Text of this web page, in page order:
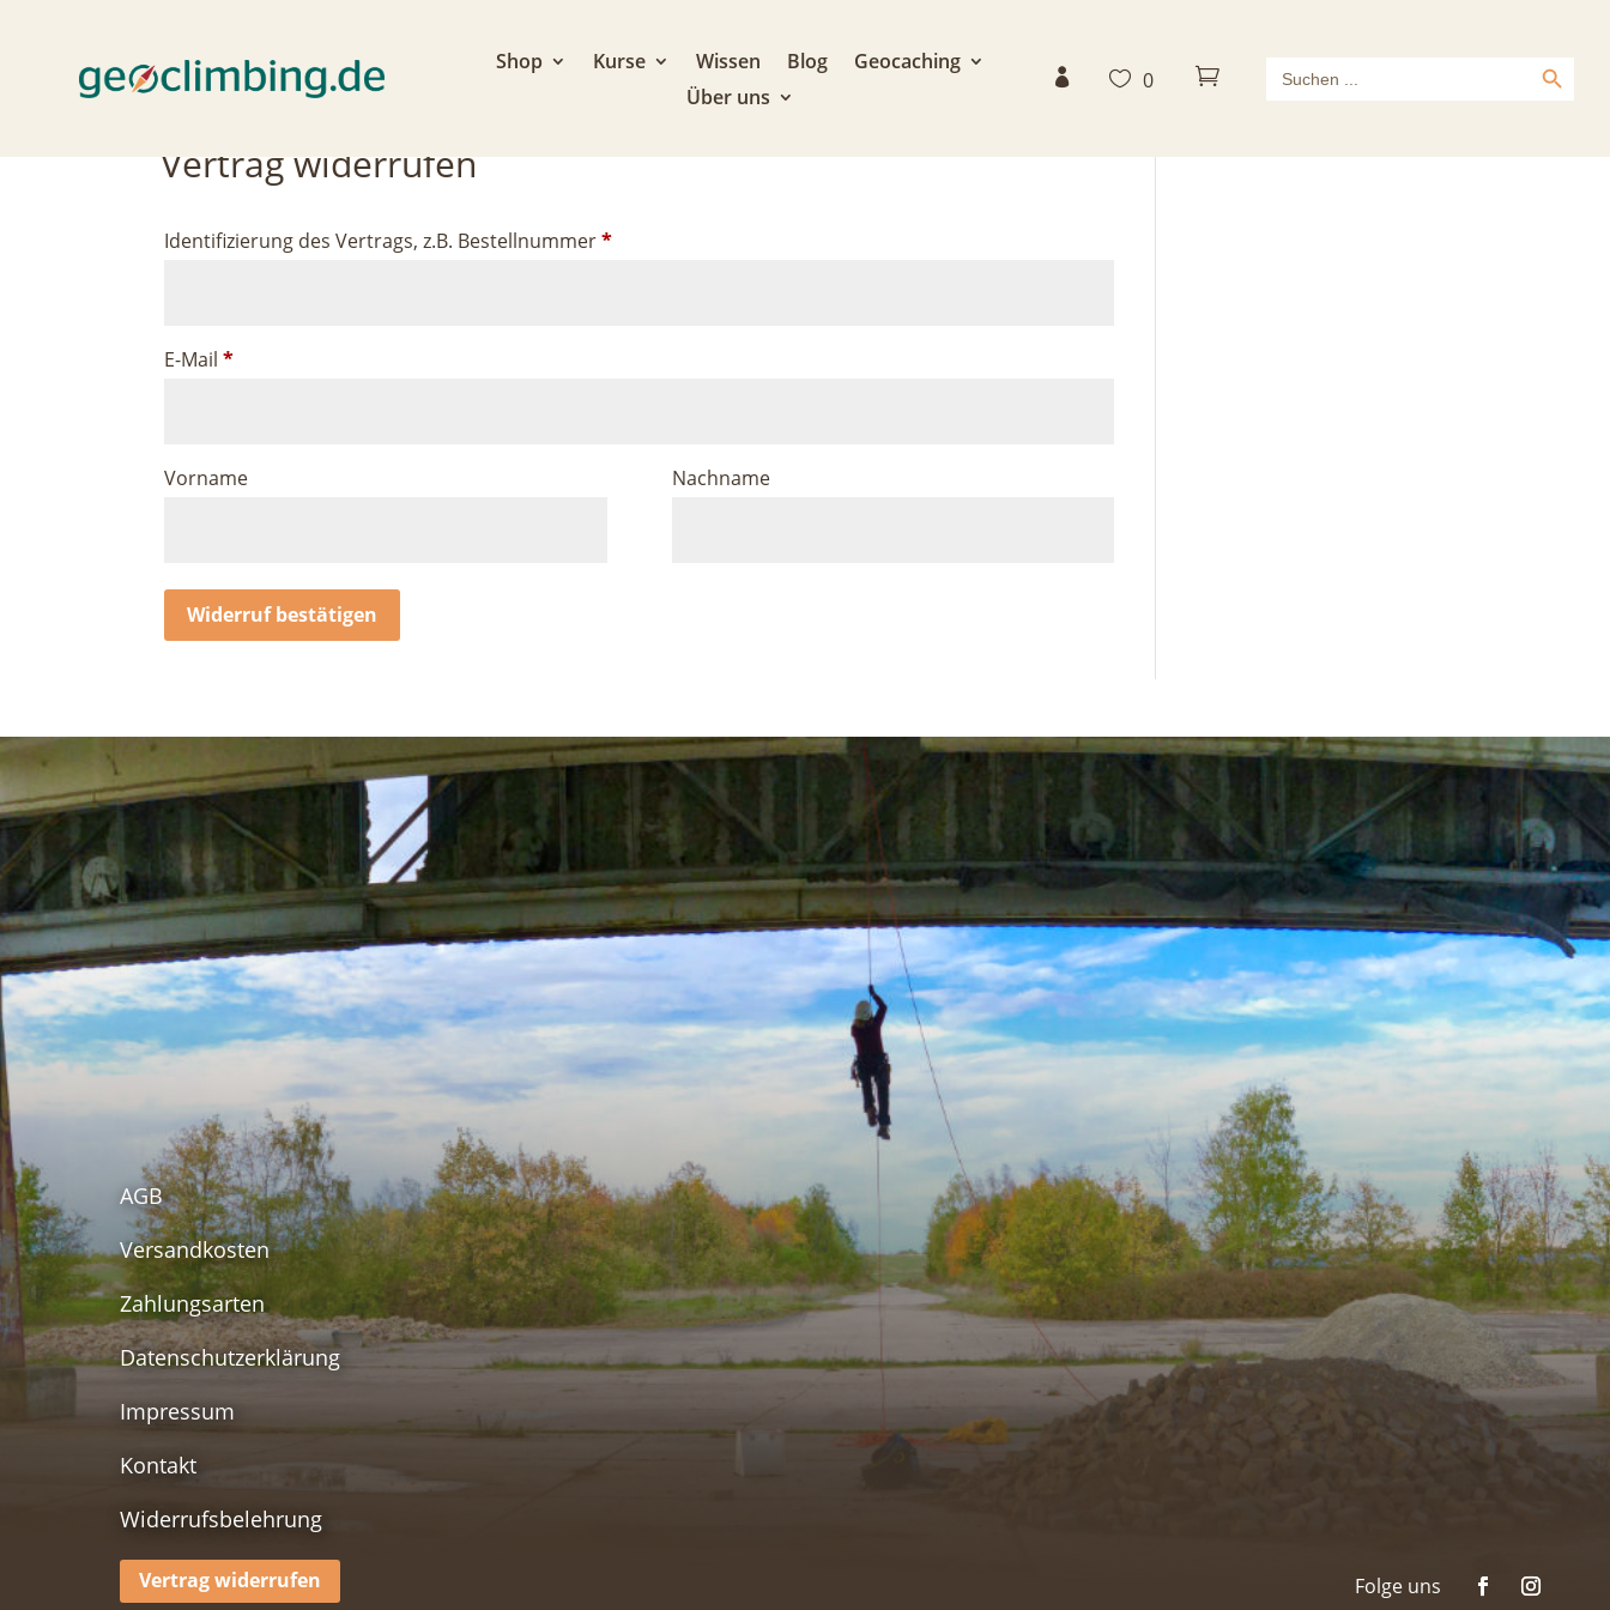
Shop Kurse Wissen Blog
Geocaching
Über uns
  0  Search
for:
Search Button
Vertrag widerrufen
Identifizierung des Vertrags, z.B. Bestellnummer*
E-Mail*
E-
Vorname Nachname
Widerruf bestätigen
AGB
Versandkosten
Zahlungsarten
Datenschutzerklärung
Impressum
Kontakt
Widerrufsbelehrung
Vertrag widerrufen